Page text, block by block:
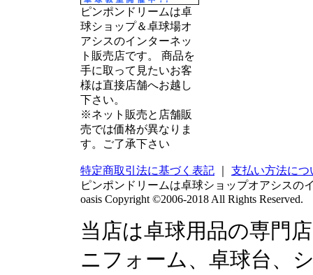
ピンポンドリームは卓
球ショップ＆卓球場オ
アシスのインターネッ
ト販売店です。 商品を
手に取って見たいお客
様は直接店舗へお越し
下さい。
※ネット販売と店舗販
売では価格が異なりま
す。ご了承下さい
特定商取引法に基づく表記
支払い方法につ
ピンポンドリームは卓球ショップオアシスの
oasis Copyright ©2006-2018 All Rights Reserved.
当店は卓球用品の専門
ニフォーム、卓球台、